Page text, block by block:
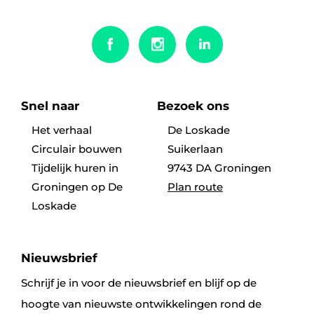
Snel naar
Het verhaal
Circulair bouwen
Tijdelijk huren in
Groningen op De
Loskade
Bezoek ons
De Loskade
Suikerlaan
9743 DA Groningen
Plan route
Nieuwsbrief
Schrijf je in voor de nieuwsbrief en blijf op de
hoogte van nieuwste ontwikkelingen rond de